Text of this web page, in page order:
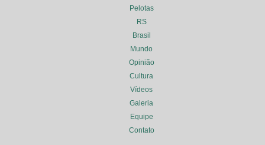
Pelotas
RS
Brasil
Mundo
Opinião
Cultura
Vídeos
Galeria
Equipe
Contato